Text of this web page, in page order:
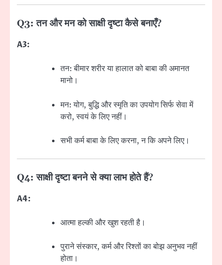
Q3: तन और मन को साक्षी दृष्टा कैसे बनाएँ?
A3:
तन: बीमार शरीर या हालात को बाबा की अमानत
मानो।
मन: योग, बुद्धि और स्मृति का उपयोग सिर्फ सेवा में
करो, स्वयं के लिए नहीं।
सभी कर्म बाबा के लिए करना, न कि अपने लिए।
Q4: साक्षी दृष्टा बनने से क्या लाभ होते हैं?
A4:
आत्मा हल्की और खुश रहती है।
पुराने संस्कार, कर्म और रिश्तों का बोझ अनुभव नहीं
होता।